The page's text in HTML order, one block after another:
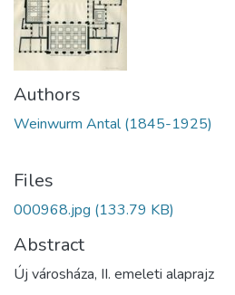
Authors
Weinwurm Antal (1845-1925)
Files
000968.jpg (133.79 KB)
Abstract
Új városháza, II. emeleti alaprajz